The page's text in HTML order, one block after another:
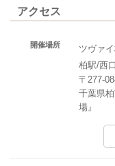
アクセス
開催場所
ツヴァ
柏駅/西
〒277-
千葉県
場』